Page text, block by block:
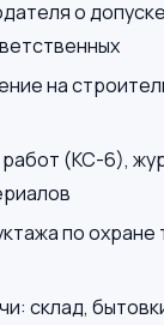
о
на
(КС-6),
по охране
склад,